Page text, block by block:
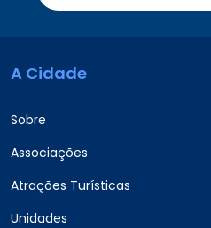
A Cidade
Sobre
Associações
Atrações Turísticas
Unidades